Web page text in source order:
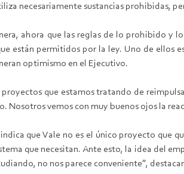
necesariamente sustancias prohibidas,
ahora que las reglas de lo prohibido y
están permitidos por la ley. Uno de ellos
optimismo en el Ejecutivo.
proyectos que estamos tratando de
Nosotros vemos con muy buenos ojos la
que Vale no es el único proyecto que
que necesitan. Ante esto, la idea del
no nos parece conveniente”,